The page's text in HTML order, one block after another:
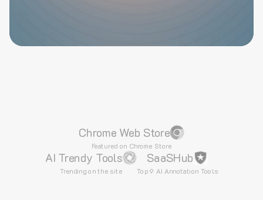
Chrome Web Store
Featured on Chrome Store
SaaSHub
Top 9 AI Annotation Tools
AI Trendy Tools
Trending on the site